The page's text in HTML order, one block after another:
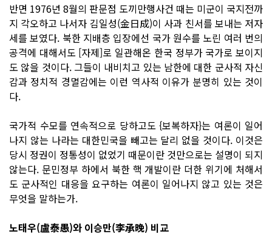
반면 1976년 8월의 판문점 도끼만행사건 때는 미군이 국지전까
지 각오하고 나서자 김일성(金日成)이 사과 친서를 보내는 저자
세를 보였다. 북한 지배층 입장에선 국가 원수를 노린 여러 번의
공격에 대해서도 [자제]로 일관해온 한국 정부가 국가로 보이지
도 않을 것이다. 그들이 내비치고 있는 남한에 대한 군사적 자신
감과 정치적 경멸감에는 이런 역사적 이유가 분명히 있는 것이
다.
국가적 수모를 연속적으로 당하고도 {보복하자}는 여론이 일어
나지 않는 나라는 대한민국을 빼고는 달리 없을 것이다. 이것은
당시 정권이 정통성이 없었기 때문이란 것만으로는 설명이 되지
않는다. 문민정부 하에서 북한 핵 개발이란 더한 위기에 처해서
도 군사적인 대응을 요구하는 여론이 일어나지 않고 있는 것은
무엇을 말하는가.
노태우(盧泰愚)와 이승만(李承晩) 비교